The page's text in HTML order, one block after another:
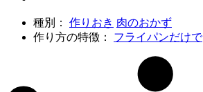
種別： 作りおき 肉のおかず
作り方の特徴： フライパンだけで